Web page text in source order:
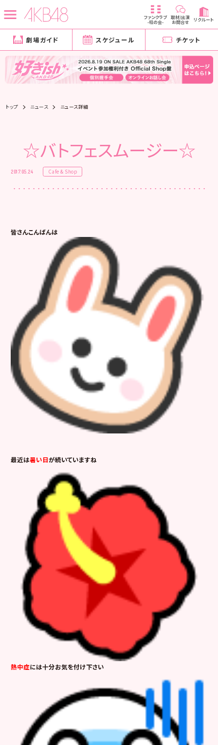
ファンクラブ
-柱の会-
取材/出演
お問合せ リクルート
劇場ガイド スケジュール チケット
トップ ニュース ニュース詳細
☆バトフェスムージー☆
2017.05.24 Cafe & Shop
皆さんこんばんは
最近は暑い日が続いていますね
熱中症には十分お気を付け下さい